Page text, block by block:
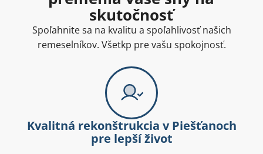
skutočnosť
Spoľahnite sa na kvalitu a spoľahlivosť našich
remeselníkov. Všetkp pre vašu spokojnosť.
Kvalitná rekonštrukcia v Piešťanoch
pre lepší život